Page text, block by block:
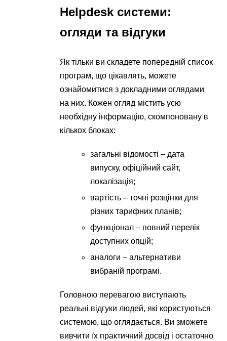
Helpdesk системи:
огляди та відгуки
Як тільки ви складете попередній список
програм, що цікавлять, можете
ознайомитися з докладними оглядами
на них. Кожен огляд містить усю
необхідну інформацію, скомпоновану в
кількох блоках:
загальні відомості – дата
випуску, офіційний сайт,
локалізація;
вартість – точні розцінки для
різних тарифних планів;
функціонал – повний перелік
доступних опцій;
аналоги – альтернативи
вибраній програмі.
Головною перевагою виступають
реальні відгуки людей, які користуються
системою, що оглядається. Ви зможете
вивчити їх практичний досвід і остаточно